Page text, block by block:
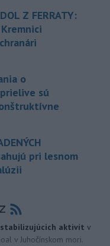
Z FERRATY:
o
sú
pri lesnom
aktivít v
v Juhočínskom mori.